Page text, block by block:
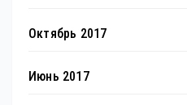
Октябрь 2017
Июнь 2017